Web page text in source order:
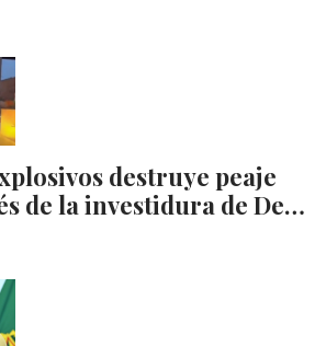
destruye peaje
de la investidura de De…